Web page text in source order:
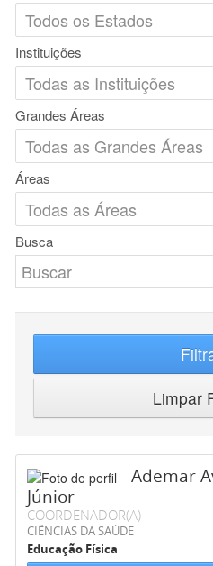
Instituições
Grandes Áreas
Áreas
Busca
Limpar
Ademar
Júnior
COORDENADOR(A)
CIÊNCIAS DA SAÚDE
Educação Física